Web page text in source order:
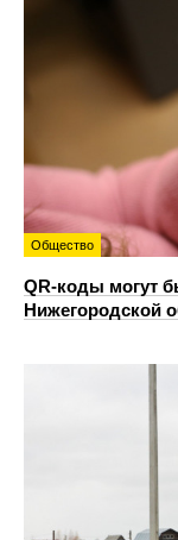
Общество
QR-коды могут
Нижегородской